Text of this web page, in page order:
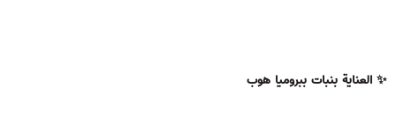
✨ العناية بنبات ببروميا هوب